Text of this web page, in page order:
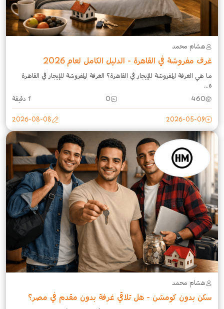
هشام محمد
غرف مفروشة في القاهرة - الدليل الكامل لعام 2026
ما هي الغرفة المفروشة للإيجار في القاهرة؟ الغرفة المفروشة للإيجار في القاهرة
ه...
460
0 1 دقيقة
2026-05-09
2026-08-08
هشام محمد
سكن بدون كومشن - هل تلاقي غرفة بدون مقدم في مصر؟